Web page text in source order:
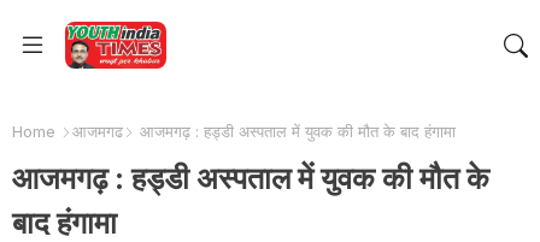
Home आजमगढ आजमगढ़ : हड्डी अस्पताल में युवक की मौत के बाद हंगामा
आजमगढ़ : हड्डी अस्पताल में युवक की मौत के
बाद हंगामा